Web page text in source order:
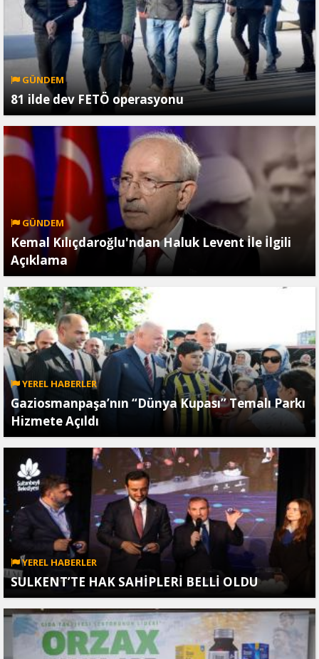
GÜNDEM
81 ilde dev FETÖ operasyonu
GÜNDEM
Kemal Kılıçdaroğlu'ndan Haluk Levent İle İlgili
Açıklama
YEREL HABERLER
Gaziosmanpaşa’nın “Dünya Kupası” Temalı Parkı
Hizmete Açıldı
YEREL HABERLER
SULKENT’TE HAK SAHİPLERİ BELLİ OLDU